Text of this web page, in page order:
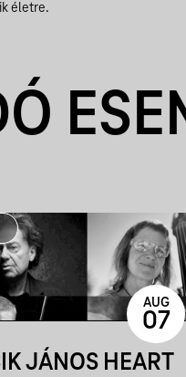
életre.
JÁNOS HEART
AUG
07